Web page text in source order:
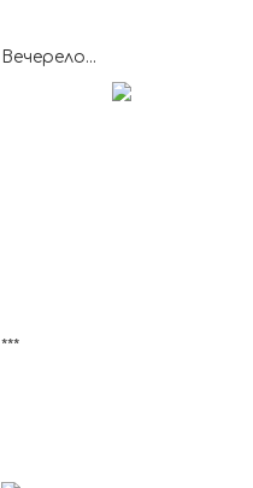
Вечерело...
***